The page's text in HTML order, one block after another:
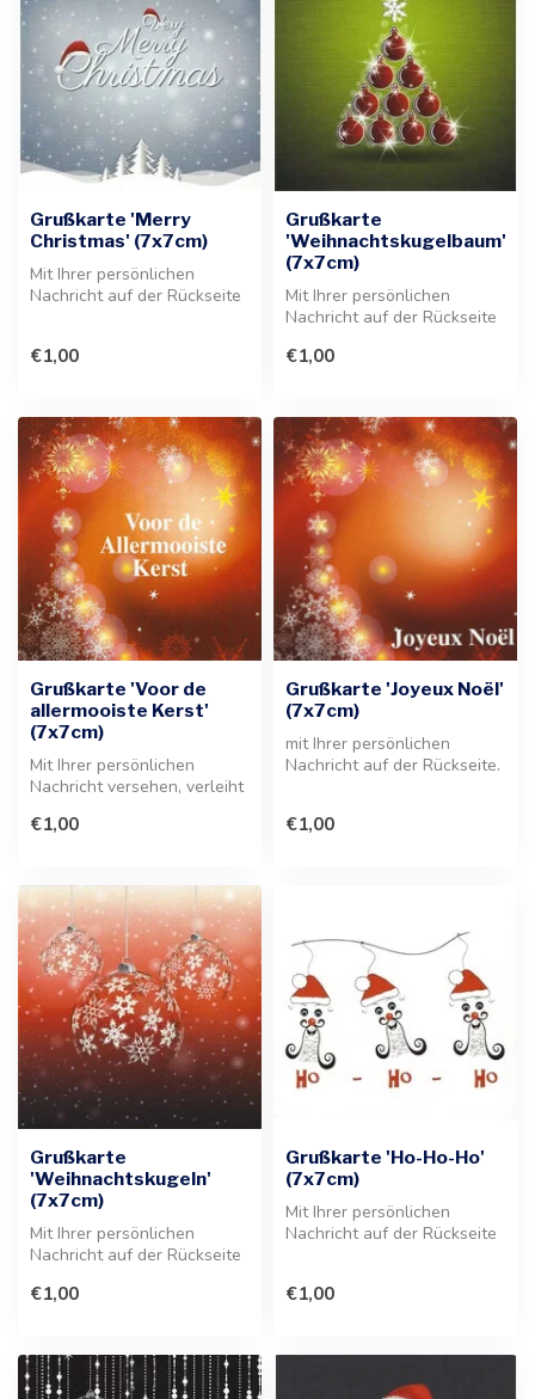
Grußkarte 'Merry
Christmas' (7x7cm)
Mit Ihrer persönlichen
Nachricht auf der Rückseite
€1,00
Grußkarte
'Weihnachtskugelbaum'
(7x7cm)
Mit Ihrer persönlichen
Nachricht auf der Rückseite
Kar...
€1,00
Grußkarte 'Voor de
allermooiste Kerst'
(7x7cm)
Mit Ihrer persönlichen
Nachricht versehen, verleiht
Weihna...
€1,00
Grußkarte 'Joyeux Noël'
(7x7cm)
mit Ihrer persönlichen
Nachricht auf der Rückseite.
€1,00
Grußkarte
'Weihnachtskugeln'
(7x7cm)
Mit Ihrer persönlichen
Nachricht auf der Rückseite
fest...
€1,00
Grußkarte 'Ho-Ho-Ho'
(7x7cm)
Mit Ihrer persönlichen
Nachricht auf der Rückseite
€1,00